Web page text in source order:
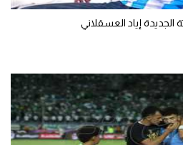
الجديدة إياد العسقلاني